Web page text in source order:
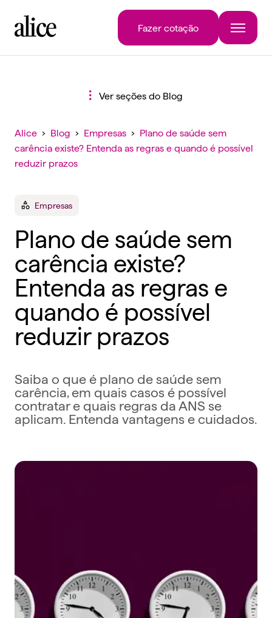
Fazer cotação
Ver seções do Blog
Alice › Blog › Empresas › Plano de saúde sem
carência existe? Entenda as regras e quando é possível
reduzir prazos
Empresas
Plano de saúde sem
carência existe?
Entenda as regras e
quando é possível
reduzir prazos
Saiba o que é plano de saúde sem
carência, em quais casos é possível
contratar e quais regras da ANS se
aplicam. Entenda vantagens e cuidados.